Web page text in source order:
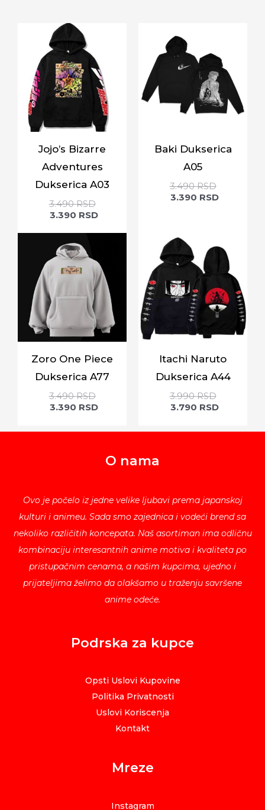
Jojo’s Bizarre
Adventures
Dukserica A03
3.490RSD
3.390 RSD
Baki Dukserica
A05
3.490RSD
3.390 RSD
Zoro One Piece
Dukserica A77
3.490RSD
3.390 RSD
Itachi Naruto
Dukserica A44
3.990RSD
3.790 RSD
O nama
Ovo je počelo iz jedne velike ljubavi prema japanskoj
kulturi i animeu. Sada smo zajednica i vodeći brend sa
nekoliko različitih koncepata. Naš asortiman ima odličnu
kombinaciju interesantnih anime motiva i kvaliteta po
pristupačnim cenama, a našim kupcima, ujedno i
prijateljima želimo da olakšamo u traženju savršene
anime odeće.
Podrska za kupce
Opsti Uslovi Kupovine
Politika Privatnosti
Uslovi Koriscenja
Kontakt
Mreze
Instagram